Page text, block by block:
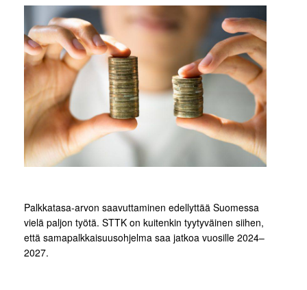
Palkkatasa-arvon saavuttaminen edellyttää Suomessa
vielä paljon työtä. STTK on kuitenkin tyytyväinen siihen,
että samapalkkaisuusohjelma saa jatkoa vuosille 2024–
2027.